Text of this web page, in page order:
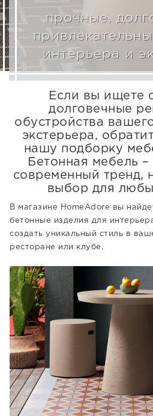
прочные,
интерьера и
Если вы ищете
долговечные
обустройства
экстерьера,
нашу подборку
Бетонная мебель –
современный тренд,
выбор для
В магазине HomeAdore вы
бетонные изделия для
создать уникальный стиль в
ресторане или клубе.